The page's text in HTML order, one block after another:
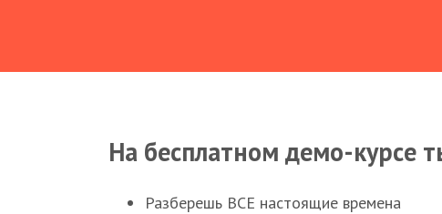
На бесплатном демо-курсе
Разберешь ВСЕ настоящие времена